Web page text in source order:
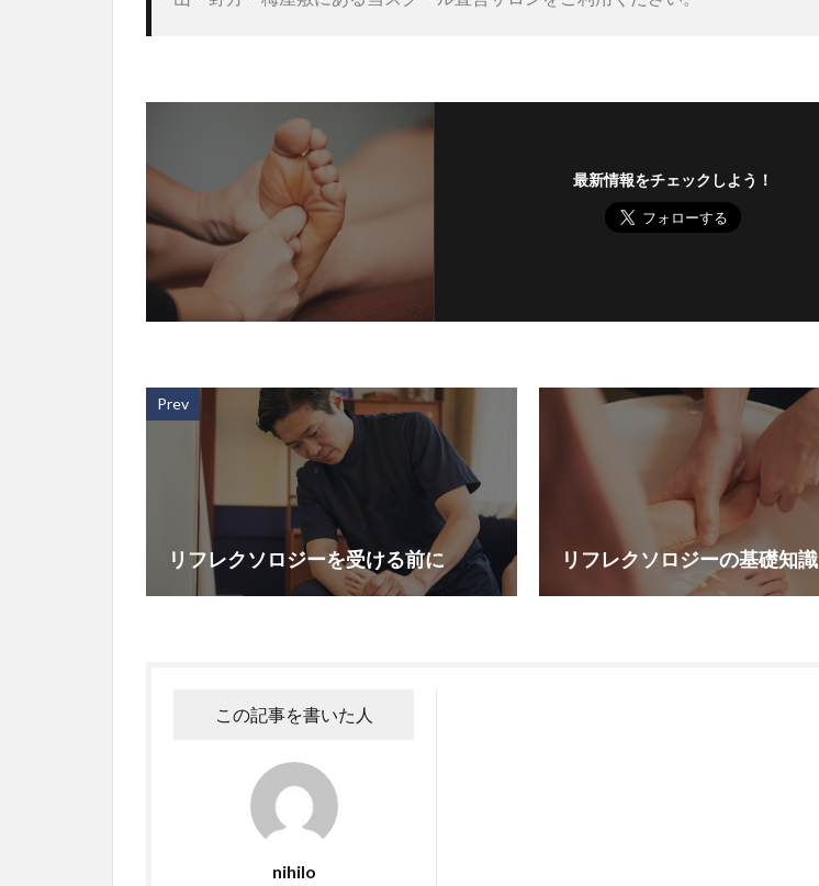
最新情報をチェックしよう！
Prev
リフレクソロジーを受ける前に リフレクソロジーの基礎知識
この記事を書いた人
nihilo